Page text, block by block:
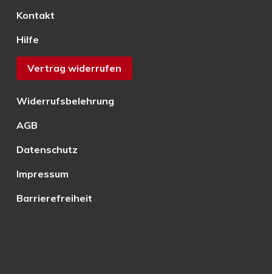
Kontakt
Hilfe
Vertrag widerrufen
Widerrufsbelehrung
AGB
Datenschutz
Impressum
Barrierefreiheit